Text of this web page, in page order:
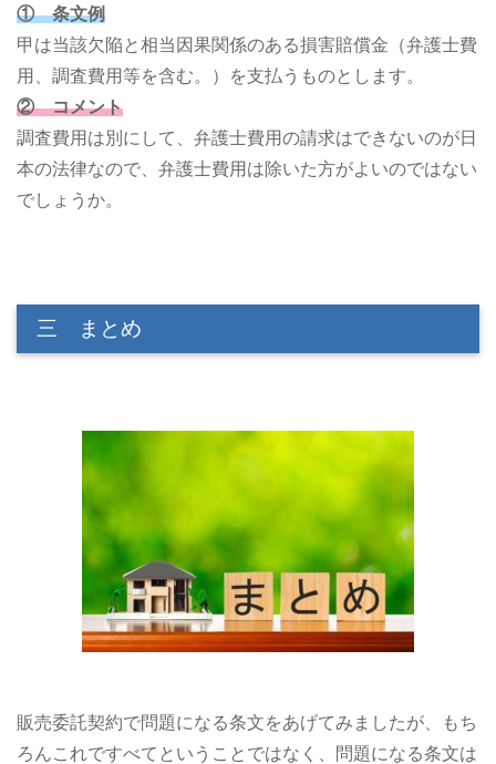
① 条文例
甲は当該欠陥と相当因果関係のある損害賠償金（弁護士費
用、調査費用等を含む。）を支払うものとします。
② コメント
調査費用は別にして、弁護士費用の請求はできないのが日
本の法律なので、弁護士費用は除いた方がよいのではない
でしょうか。
三 まとめ
販売委託契約で問題になる条文をあげてみましたが、もち
ろんこれですべてということではなく、問題になる条文は